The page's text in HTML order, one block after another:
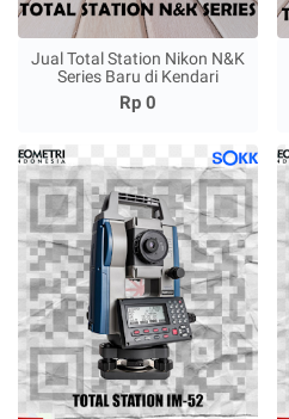
Jual Total Station Nikon N&K
Series Baru di Kendari
Rp 0